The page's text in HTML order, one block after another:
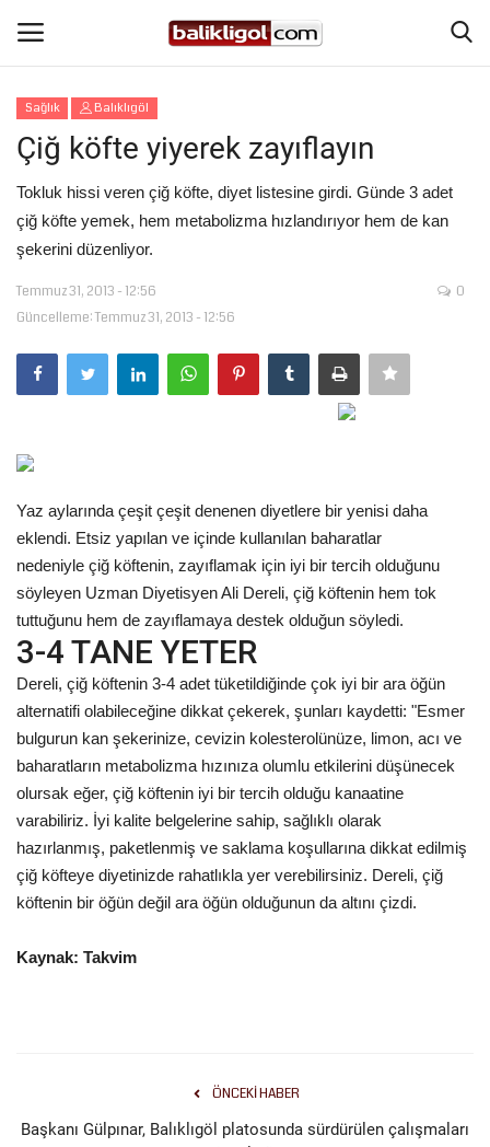
Giriş Yap
Anasayfa
Köşe Yazıları
Magazin
Şanlıurfa
Spor
Gündem
Tekno Bilim
Ekonomi
Siyaset
Galeriler
Yaşam
Künye
Sağlık Balıklıgöl
Çiğ köfte yiyerek zayıflayın
Tokluk hissi veren çiğ köfte, diyet listesine girdi. Günde 3 adet
çiğ köfte yemek, hem metabolizma hızlandırıyor hem de kan
şekerini düzenliyor.
Temmuz 31, 2013 - 12:56
Güncelleme: Temmuz 31, 2013 - 12:56
0
Yaz aylarında çeşit çeşit denenen diyetlere bir yenisi daha
eklendi. Etsiz yapılan ve içinde kullanılan baharatlar
nedeniyle çiğ köftenin, zayıflamak için iyi bir tercih olduğunu
söyleyen Uzman Diyetisyen Ali Dereli, çiğ köftenin hem tok
tuttuğunu hem de zayıflamaya destek olduğun söyledi.
3-4 TANE YETER
Dereli, çiğ köftenin 3-4 adet tüketildiğinde çok iyi bir ara öğün
alternatifi olabileceğine dikkat çekerek, şunları kaydetti: "Esmer
bulgurun kan şekerinize, cevizin kolesterolünüze, limon, acı ve
baharatların metabolizma hızınıza olumlu etkilerini düşünecek
olursak eğer, çiğ köftenin iyi bir tercih olduğu kanaatine
varabiliriz. İyi kalite belgelerine sahip, sağlıklı olarak
hazırlanmış, paketlenmiş ve saklama koşullarına dikkat edilmiş
çiğ köfteye diyetinizde rahatlıkla yer verebilirsiniz. Dereli, çiğ
köftenin bir öğün değil ara öğün olduğunun da altını çizdi.
Kaynak: Takvim
ÖNCEKI HABER
Başkanı Gülpınar, Balıklıgöl platosunda sürdürülen çalışmaları